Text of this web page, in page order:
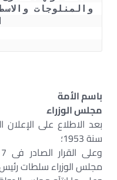
باسم الأمة
مجلس الوزراء
سنة 1953؛
مجلس الوزراء سلطات